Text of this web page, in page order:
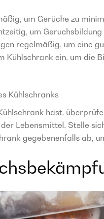
um Gerüche zu
um Geruchsbildung
regelmäßig, um eine
ein, um die
Kühlschranks
hast,
Lebensmittel. Stelle
gegebenenfalls ab,